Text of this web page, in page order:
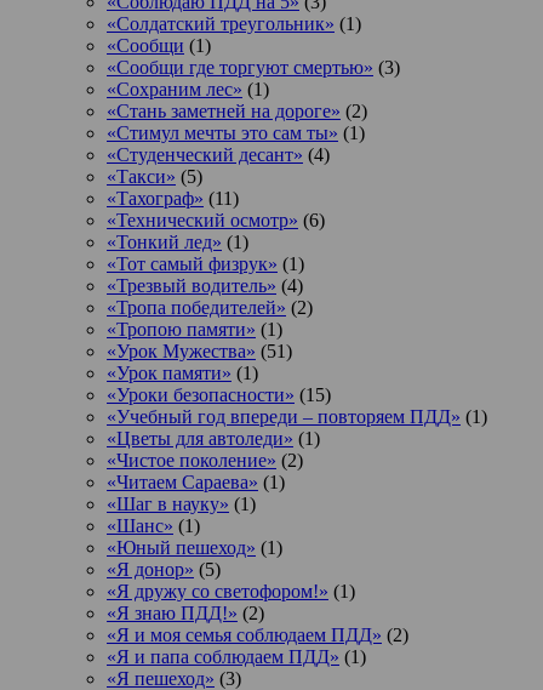
«Солдатский треугольник» (1)
«Сообщи (1)
«Сообщи где торгуют смертью» (3)
«Сохраним лес» (1)
«Стань заметней на дороге» (2)
«Стимул мечты это сам ты» (1)
«Студенческий десант» (4)
«Такси» (5)
«Тахограф» (11)
«Технический осмотр» (6)
«Тонкий лед» (1)
«Тот самый физрук» (1)
«Трезвый водитель» (4)
«Тропа победителей» (2)
«Тропою памяти» (1)
«Урок Мужества» (51)
«Урок памяти» (1)
«Уроки безопасности» (15)
«Учебный год впереди – повторяем ПДД» (1)
«Цветы для автоледи» (1)
«Чистое поколение» (2)
«Читаем Сараева» (1)
«Шаг в науку» (1)
«Шанс» (1)
«Юный пешеход» (1)
«Я донор» (5)
«Я дружу со светофором!» (1)
«Я знаю ПДД!» (2)
«Я и моя семья соблюдаем ПДД» (2)
«Я и папа соблюдаем ПДД» (1)
«Я пешеход» (3)